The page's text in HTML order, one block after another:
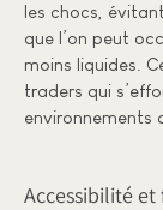
les chocs,
que l’on peut
moins liquides.
traders qui
environnements
Accessibilité